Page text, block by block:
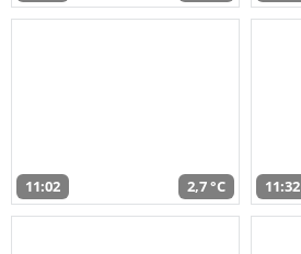
11:02 2,7 °C 11:32